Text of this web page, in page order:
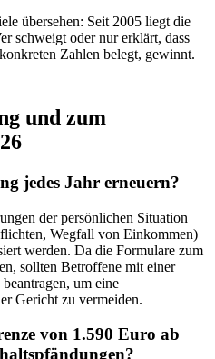
übersehen: Seit 2005 liegt die
schweigt oder nur erklärt, dass
Zahlen belegt, gewinnt.
und zum
jedes Jahr erneuern?
der persönlichen Situation
Wegfall von Einkommen)
werden. Da die Formulare zum
sollten Betroffene mit einer
um eine
Gericht zu vermeiden.
von 1.590 Euro ab